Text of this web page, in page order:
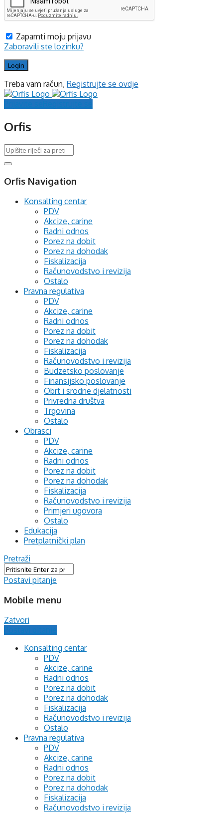
Zapamti moju prijavu
Zaboravili ste lozinku?
Treba vam račun, Registrujte se ovdje
Orfis
Orfis Navigation
Konsalting centar
PDV
Akcize, carine
Radni odnos
Porez na dobit
Porez na dohodak
Fiskalizacija
Računovodstvo i revizija
Ostalo
Pravna regulativa
PDV
Akcize, carine
Radni odnos
Porez na dobit
Porez na dohodak
Fiskalizacija
Računovodstvo i revizija
Budzetsko poslovanje
Finansijsko poslovanje
Obrt i srodne djelatnosti
Privredna društva
Trgovina
Ostalo
Obrasci
PDV
Akcize, carine
Radni odnos
Porez na dobit
Porez na dohodak
Fiskalizacija
Računovodstvo i revizija
Primjeri ugovora
Ostalo
Edukacija
Pretplatnički plan
Pretraži
Postavi pitanje
Mobile menu
Zatvori
Konsalting centar
PDV
Akcize, carine
Radni odnos
Porez na dobit
Porez na dohodak
Fiskalizacija
Računovodstvo i revizija
Ostalo
Pravna regulativa
PDV
Akcize, carine
Radni odnos
Porez na dobit
Porez na dohodak
Fiskalizacija
Računovodstvo i revizija